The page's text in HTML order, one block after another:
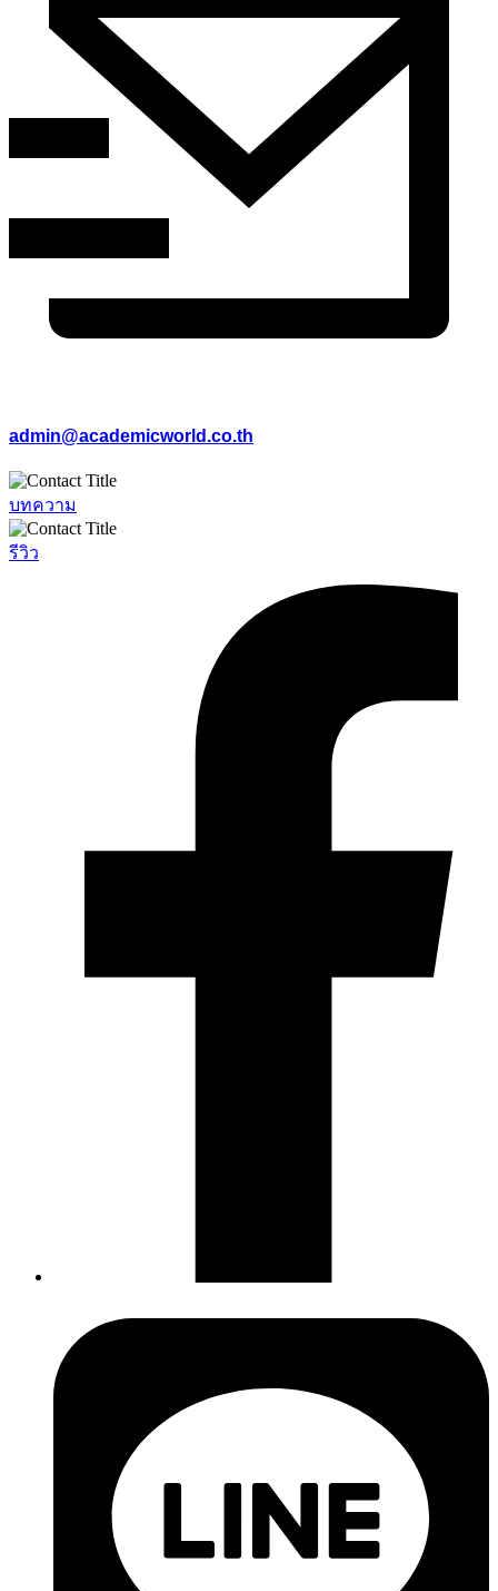
admin@academicworld.co.th
บทความ
รีวิว